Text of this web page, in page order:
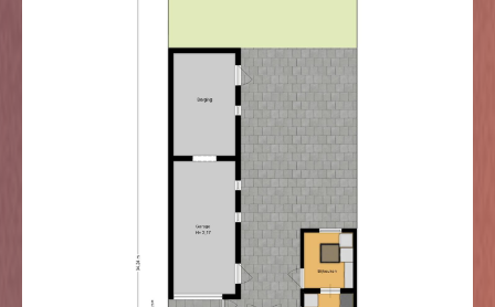
met een extra koelkast en vriezer én een handige
kastenwand. Via een aparte deur stap je zo de tuin in.
Vanuit de woon-/eetkamer bereik je de eerste
verdieping. Deze verdieping is in 2007 uitgebouwd,
waardoor je hier profiteert van verrassend veel ruimte.
Je beschikt over drie slaapkamers, een ruime
badkamer én een separaat toilet dat is gerealiseerd in
de voormalige badkamer. Alle slaapkamers zijn